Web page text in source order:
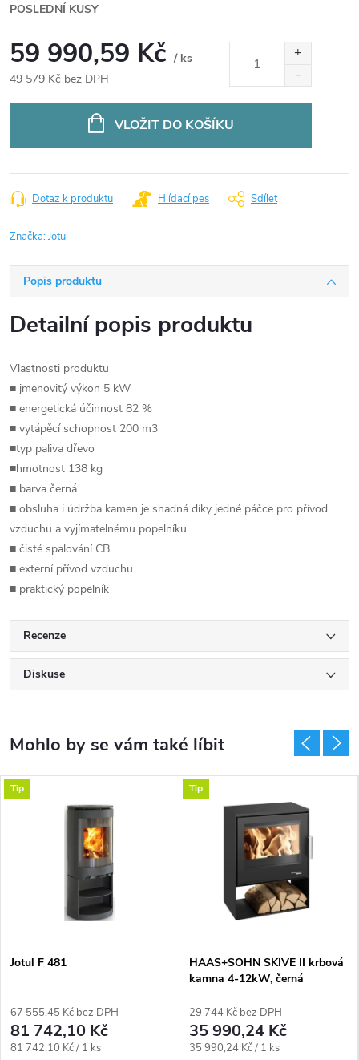
POSLEDNÍ KUSY
59 990,59 Kč / ks
49 579 Kč bez DPH
VLOŽIT DO KOŠÍKU
Dotaz k produktu Hlídací pes Sdílet
Značka:Jotul
Popis produktu
Detailní popis produktu
Vlastnosti produktu
■ jmenovitý výkon 5 kW
■ energetická účinnost 82 %
■ vytápěcí schopnost 200 m3
■typ paliva dřevo
■hmotnost 138 kg
■ barva černá
■ obsluha i údržba kamen je snadná díky jedné páčce pro přívod
vzduchu a vyjímatelnému popelníku
■ čisté spalování CB
■ externí přívod vzduchu
■ praktický popelník
Recenze
Diskuse
Tip
Jotul F 481
67 555,45 Kč bez DPH
81 742,10 Kč
Měrná
81 742,10 Kč / 1 ks
Tip
HAAS+SOHN SKIVE II krbová
kamna 4-12kW, černá
29 744 Kč bez DPH
35 990,24 Kč
Měrná
35 990,24 Kč / 1 ks